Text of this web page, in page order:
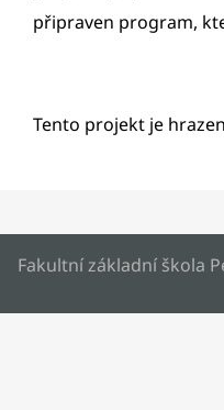
připraven program,
Tento projekt je
Fakultní základní škola